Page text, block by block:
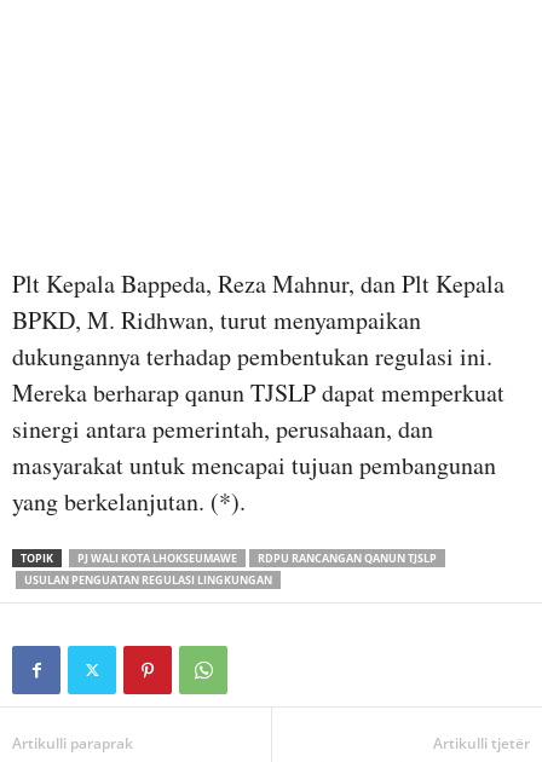
Plt Kepala Bappeda, Reza Mahnur, dan Plt Kepala
BPKD, M. Ridhwan, turut menyampaikan
dukungannya terhadap pembentukan regulasi ini.
Mereka berharap qanun TJSLP dapat memperkuat
sinergi antara pemerintah, perusahaan, dan
masyarakat untuk mencapai tujuan pembangunan
yang berkelanjutan. (*).
TOPIK PJ WALI KOTA LHOKSEUMAWE
RDPU RANCANGAN QANUN TJSLP
USULAN PENGUATAN REGULASI LINGKUNGAN
Artikulli paraprak Artikulli tjetër